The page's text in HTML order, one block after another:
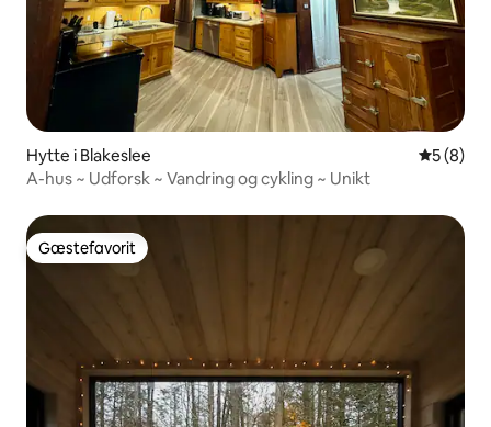
Hytte i Blakeslee 5 ud af 5
5 (8)
A-hus ~ Udforsk ~ Vandring og cykling ~ Unikt
Gæstefavorit
Gæstefavorit